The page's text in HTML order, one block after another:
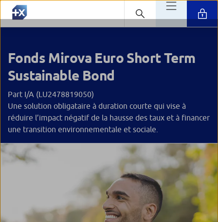
Fonds Mirova Euro Short Term
Sustainable Bond
Part I/A (LU2478819050)
Une solution obligataire à duration courte qui vise à
réduire l’impact négatif de la hausse des taux et à financer
une transition environnementale et sociale.